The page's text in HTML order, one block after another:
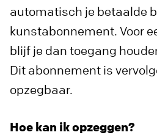
automatisch je betaalde
kunstabonnement. Voor
blijf je dan toegang
Dit abonnement is
opzegbaar.
Hoe kan ik opzeggen?